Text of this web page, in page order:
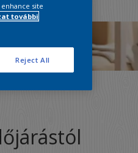
site
további
Reject All